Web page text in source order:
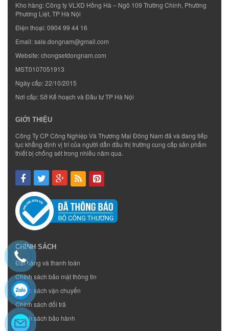
Kho hàng: Công ty VLXD Hồng Hà – Ngõ 109 Trường Chinh, Phường
Phương Liệt, TP Hà Nội
Điện thoại:0904 99 44 16
Email:sale.dongnam@gmail.com
Website:chongsetdongnam.com
MST:0107051913
Ngày cấp: 22/10/2015
Nơi cấp: Sở Kế hoạch và Đầu tư TP Hà Nội
GIỚI THIỆU
Công Ty CP Công Nghiệp Và Thương Mại Đông Nam đã và đang tiếp
tục khẳng định vị trí của người dẫn đầu thị trường cung cấp sản phẩm
thiết bị chống sét trong nhiều năm qua.
CHÍNH SÁCH
Đặt hàng và thanh toán
Chính sách bảo mật thông tin
Chính sách vận chuyển
Chính sách đổi trả
Chính sách bảo hành